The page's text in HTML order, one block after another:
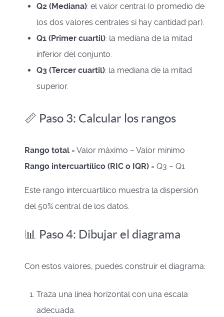
Q2 (Mediana): el valor central (o promedio de
los dos valores centrales si hay cantidad par).
Q1 (Primer cuartil): la mediana de la mitad
inferior del conjunto.
Q3 (Tercer cuartil): la mediana de la mitad
superior.
📏 Paso 3: Calcular los rangos
Rango total = Valor máximo – Valor mínimo
Rango intercuartílico (RIC o IQR) = Q3 – Q1
Este rango intercuartílico muestra la dispersión
del 50% central de los datos.
📊 Paso 4: Dibujar el diagrama
Con estos valores, puedes construir el diagrama:
Traza una línea horizontal con una escala
adecuada.